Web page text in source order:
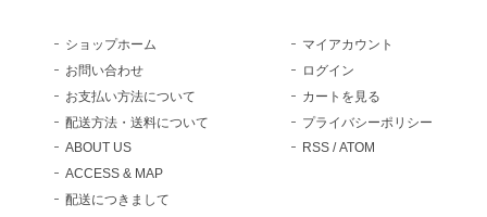
ショップホーム
お問い合わせ
お支払い方法について
配送方法・送料について
ABOUT US
ACCESS & MAP
配送につきまして
マイアカウント
ログイン
カートを見る
プライバシーポリシー
RSS/ATOM